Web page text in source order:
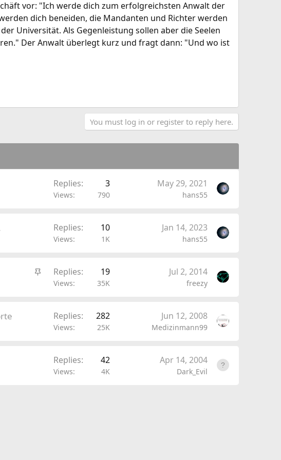
vor: "Ich werde dich zum erfolgreichsten Anwalt der
dich beneiden, die Mandanten und Richter werden
Universität. Als Gegenleistung sollen aber die Seelen
Der Anwalt überlegt kurz und fragt dann: "Und wo ist
You must log in or register to reply here.
Replies 3
Views 790
May 29, 2021
hans55
Replies 10
Views 1K
Jan 14, 2023
hans55
S
Replies 19
Views 35K
Jul 2, 2014
freezy
Replies 282
Views 25K
Jun 12, 2008
Medizinmann99
Replies 42
Views 4K
Apr 14, 2004
Dark_Evil